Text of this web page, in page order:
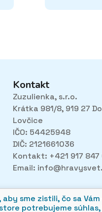
sme zistili, čo sa
potrebujeme
viacero
môžete
na
stránke
produktu.
Kontakt
Zuzulienka, s.r.o.
Krátka 981/8, 919 27
Lovčice
IČO: 54425948
DIČ: 2121661036
Kontakt: +421 917 847
Email: